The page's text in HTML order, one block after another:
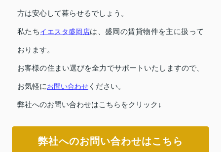
方は安心して暮らせるでしょう。
私たちイエスタ盛岡店は、盛岡の賃貸物件を主に扱って
おります。
お客様の住まい選びを全力でサポートいたしますので、
お気軽にお問い合わせ ください。
弊社へのお問い合わせはこちらをクリック↓
弊社へのお問い合わせはこちら